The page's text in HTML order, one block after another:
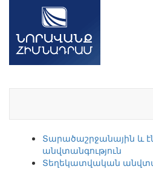
Տարածաշրջանային և
անվտանգություն
Տեղեկատվական